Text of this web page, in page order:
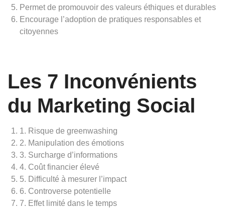
Permet de promouvoir des valeurs éthiques et durables
Encourage l’adoption de pratiques responsables et
citoyennes
Les 7 Inconvénients
du Marketing Social
1. Risque de greenwashing
2. Manipulation des émotions
3. Surcharge d’informations
4. Coût financier élevé
5. Difficulté à mesurer l’impact
6. Controverse potentielle
7. Effet limité dans le temps